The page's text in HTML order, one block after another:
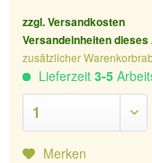
zzgl. Versandkosten
Versandeinheiten
zusätzlicher
Lieferzeit 3-5
Merken